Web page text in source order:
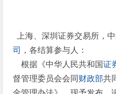
上海、深圳证券交易所，
司
，各结算参与人：
根据《中华人民共和国证
督管理委员会会同 财政部共